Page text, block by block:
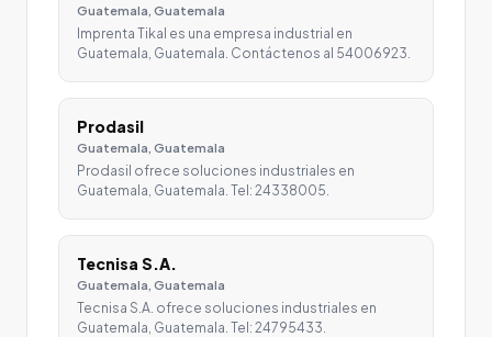
Guatemala, Guatemala
Imprenta Tikal es una empresa industrial en
Guatemala, Guatemala. Contáctenos al 54006923.
Prodasil
Guatemala, Guatemala
Prodasil ofrece soluciones industriales en
Guatemala, Guatemala. Tel: 24338005.
Tecnisa S.A.
Guatemala, Guatemala
Tecnisa S.A. ofrece soluciones industriales en
Guatemala, Guatemala. Tel: 24795433.